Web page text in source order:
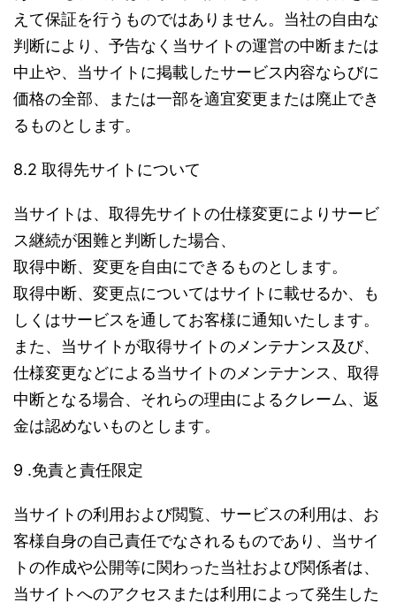
えて保証を行うものではありません。当社の自由な
判断により、予告なく当サイトの運営の中断または
中止や、当サイトに掲載したサービス内容ならびに
価格の全部、または一部を適宜変更または廃止でき
るものとします。
8.2 取得先サイトについて
当サイトは、取得先サイトの仕様変更によりサービ
ス継続が困難と判断した場合、
取得中断、変更を自由にできるものとします。
取得中断、変更点についてはサイトに載せるか、も
しくはサービスを通してお客様に通知いたします。
また、当サイトが取得サイトのメンテナンス及び、
仕様変更などによる当サイトのメンテナンス、取得
中断となる場合、それらの理由によるクレーム、返
金は認めないものとします。
9 .免責と責任限定
当サイトの利用および閲覧、サービスの利用は、お
客様自身の自己責任でなされるものであり、当サイ
トの作成や公開等に関わった当社および関係者は、
当サイトへのアクセスまたは利用によって発生した